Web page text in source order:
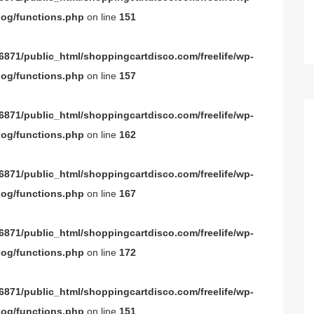
functions.php on line 151
public_html/shoppingcartdisco.com/freelife/wp-
functions.php on line 157
public_html/shoppingcartdisco.com/freelife/wp-
functions.php on line 162
public_html/shoppingcartdisco.com/freelife/wp-
functions.php on line 167
public_html/shoppingcartdisco.com/freelife/wp-
functions.php on line 172
public_html/shoppingcartdisco.com/freelife/wp-
functions.php on line 151